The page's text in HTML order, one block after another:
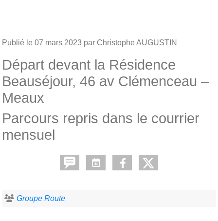
Publié le 07 mars 2023 par Christophe AUGUSTIN
Départ devant la Résidence
Beauséjour, 46 av Clémenceau –
Meaux
Parcours repris dans le courrier
mensuel
Groupe Route